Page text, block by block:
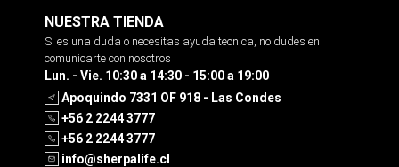
NUESTRA TIENDA
Si es una duda o necesitas ayuda tecnica, no dudes en
comunicarte con nosotros
Lun. - Vie. 10:30 a 14:30 - 15:00 a 19:00
Apoquindo 7331 OF 918 - Las Condes
+56 2 2244 3777
+56 2 2244 3777
info@sherpalife.cl